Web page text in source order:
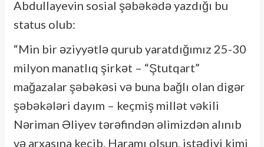
Abdullayevin sosial şəbəkədə yazdığı bu
status olub:
“Min bir əziyyətlə qurub yaratdığımız 25-30
milyon manatlıq şirkət – “Ştutqart”
mağazalar şəbəkəsi və buna bağlı olan digər
şəbəkələri dayım – keçmiş millət vəkili
Nəriman Əliyev tərəfindən əlimizdən alınıb
və arxasına keçib. Haramı olsun, istədiyi kimi